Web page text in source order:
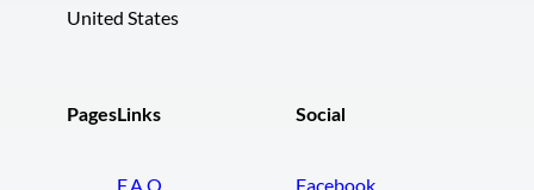
United States
PagesLinks
F.A.Q.
Social
Facebook